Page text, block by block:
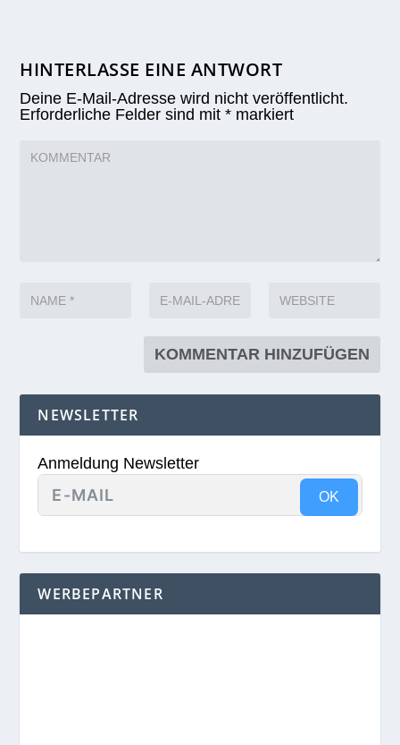
HINTERLASSE EINE ANTWORT
Deine E-Mail-Adresse wird nicht veröffentlicht.
Erforderliche Felder sind mit* markiert
NEWSLETTER
Anmeldung Newsletter
OK
WERBEPARTNER